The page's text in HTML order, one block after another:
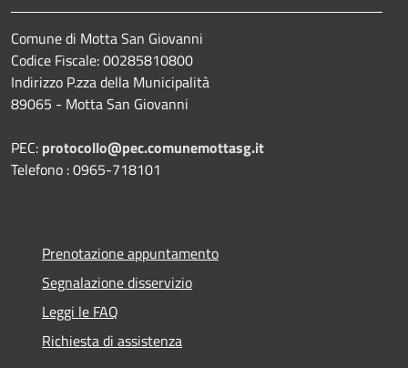
Comune di Motta San Giovanni
Codice Fiscale: 00285810800
Indirizzo P.zza della Municipalità
89065 - Motta San Giovanni
PEC: protocollo@pec.comunemottasg.it
Telefono : 0965-718101
Prenotazione appuntamento
Segnalazione disservizio
Leggi le FAQ
Richiesta di assistenza